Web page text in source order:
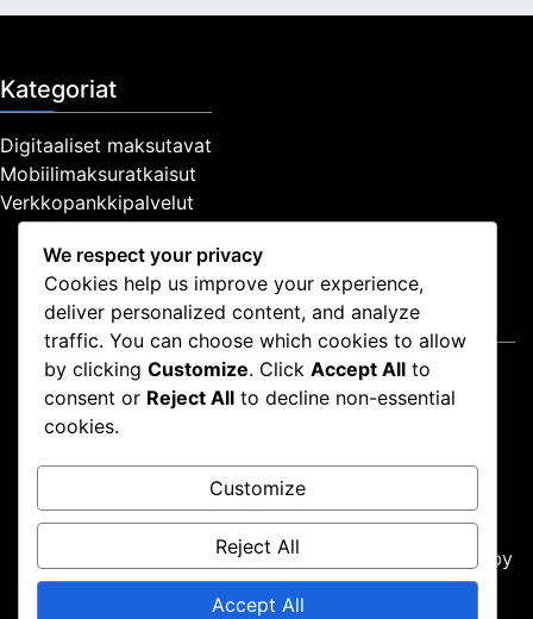
Kategoriat
Digitaaliset maksutavat
Mobiilimaksuratkaisut
Verkkopankkipalvelut
Oikeudellinen
Ota yhteyttä
Tietosuojapolitiikka
Käyttöehdot
Keitä olemme
Proudly powered by WordPress
Theme: news-box by
wpthemespace.com.
We respect your privacy
Cookies help us improve your experience,
deliver personalized content, and analyze
traffic. You can choose which cookies to allow
by clicking Customize. Click Accept All to
consent or Reject All to decline non-essential
cookies.
Customize
Reject All
Accept All